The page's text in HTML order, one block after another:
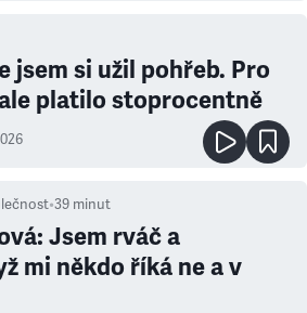
jsem si užil pohřeb. Pro
platilo stoprocentně
•39 minut
Jsem rváč a
mi někdo říká ne a v